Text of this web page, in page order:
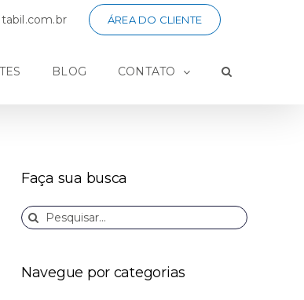
ÁREA DO CLIENTE
BLOG CONTATO
Faça sua busca
Buscar
resultados
Navegue por categorias